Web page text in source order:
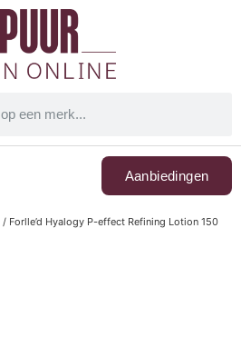
Aanbiedingen
/ Forlle’d Hyalogy P-effect Refining Lotion 150